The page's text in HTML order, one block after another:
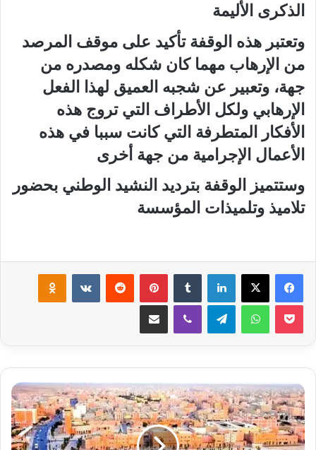
الذكرى الأليمة
وتعتبر هذه الوقفة تأكيد على موقف المرصد
من الإرهاب مهما كان شكله ومصدره من
جهة، وتعبير عن شجبه العميق لهذا الفعل
الإرهابي ولكل الأطراف التي تروج هذه
الأفكار المتطرفة التي كانت سببا في هذه
الأعمال الإجرامية من جهة أخرى
وستتميز الوقفة بترديد النشيد الوطني بحضور
تلاميذ وتلميذات المؤسسة
لينكدإن بينتيريست
واتساب
ص
ح
ف
ي